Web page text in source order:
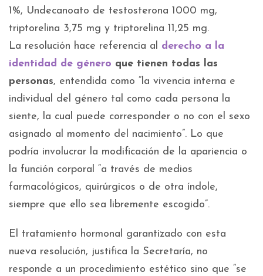
1%, Undecanoato de testosterona 1000 mg,
triptorelina 3,75 mg y triptorelina 11,25 mg.
La resolución hace referencia al derecho a la
identidad de género que tienen todas las
personas, entendida como “la vivencia interna e
individual del género tal como cada persona la
siente, la cual puede corresponder o no con el sexo
asignado al momento del nacimiento”. Lo que
podría involucrar la modificación de la apariencia o
la función corporal “a través de medios
farmacológicos, quirúrgicos o de otra índole,
siempre que ello sea libremente escogido”.
El tratamiento hormonal garantizado con esta
nueva resolución, justifica la Secretaría, no
responde a un procedimiento estético sino que “se